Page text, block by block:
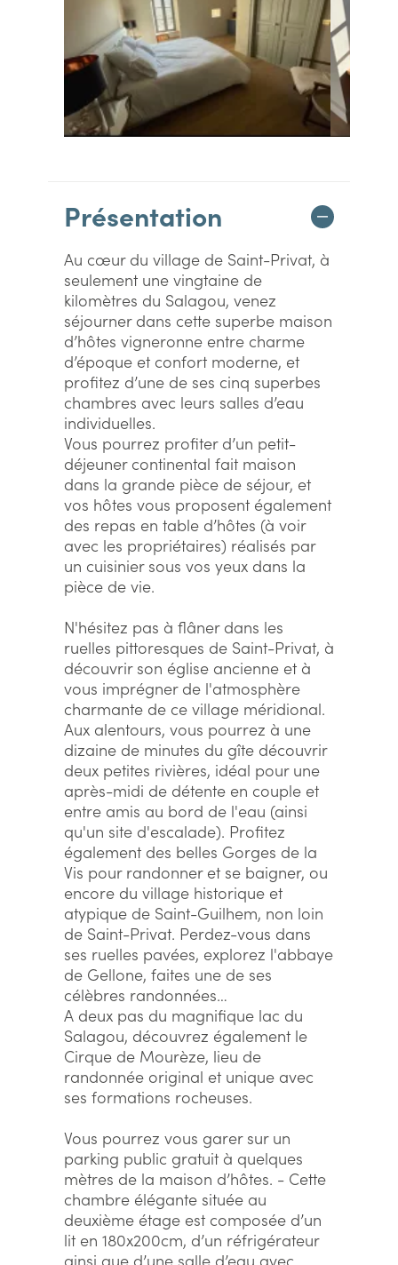
Présentation
Au cœur du village de Saint-Privat, à
seulement une vingtaine de
kilomètres du Salagou, venez
séjourner dans cette superbe maison
d’hôtes vigneronne entre charme
d’époque et confort moderne, et
profitez d’une de ses cinq superbes
chambres avec leurs salles d’eau
individuelles.
Vous pourrez profiter d’un petit-
déjeuner continental fait maison
dans la grande pièce de séjour, et
vos hôtes vous proposent également
des repas en table d’hôtes (à voir
avec les propriétaires) réalisés par
un cuisinier sous vos yeux dans la
pièce de vie.
N'hésitez pas à flâner dans les
ruelles pittoresques de Saint-Privat, à
découvrir son église ancienne et à
vous imprégner de l'atmosphère
charmante de ce village méridional.
Aux alentours, vous pourrez à une
dizaine de minutes du gîte découvrir
deux petites rivières, idéal pour une
après-midi de détente en couple et
entre amis au bord de l'eau (ainsi
qu'un site d'escalade). Profitez
également des belles Gorges de la
Vis pour randonner et se baigner, ou
encore du village historique et
atypique de Saint-Guilhem, non loin
de Saint-Privat. Perdez-vous dans
ses ruelles pavées, explorez l'abbaye
de Gellone, faites une de ses
célèbres randonnées…
A deux pas du magnifique lac du
Salagou, découvrez également le
Cirque de Mourèze, lieu de
randonnée original et unique avec
ses formations rocheuses.
Vous pourrez vous garer sur un
parking public gratuit à quelques
mètres de la maison d’hôtes. - Cette
chambre élégante située au
deuxième étage est composée d’un
lit en 180x200cm, d’un réfrigérateur
ainsi que d’une salle d’eau avec